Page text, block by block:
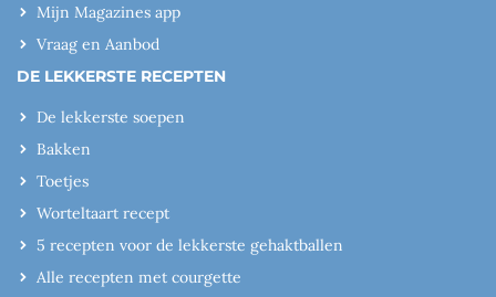
Mijn Magazines app
Vraag en Aanbod
DE LEKKERSTE RECEPTEN
De lekkerste soepen
Bakken
Toetjes
Worteltaart recept
5 recepten voor de lekkerste gehaktballen
Alle recepten met courgette